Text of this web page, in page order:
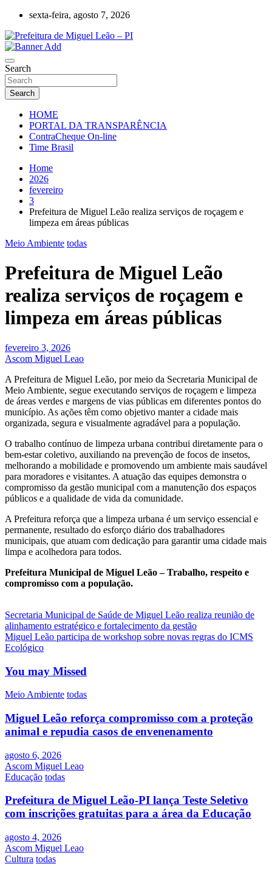
Skip
content
sexta-feira, agosto 7, 2026
Prefeitura de Miguel Leão – PI
Search
Search
HOME
PORTAL DA TRANSPARÊNCIA
ContraCheque On-line
Time Brasil
Home
2026
fevereiro
3
Prefeitura de Miguel Leão realiza serviços de roçagem e
limpeza em áreas públicas
Meio Ambiente todas
Prefeitura de Miguel Leão
realiza serviços de roçagem e
limpeza em áreas públicas
fevereiro 3, 2026
Ascom Miguel Leao
A Prefeitura de Miguel Leão, por meio da Secretaria Municipal de
Meio Ambiente, segue executando serviços de roçagem e limpeza
de áreas verdes e margens de vias públicas em diferentes pontos do
município. As ações têm como objetivo manter a cidade mais
organizada, segura e visualmente agradável para a população.
O trabalho contínuo de limpeza urbana contribui diretamente para o
bem-estar coletivo, auxiliando na prevenção de focos de insetos,
melhorando a mobilidade e promovendo um ambiente mais saudável
para moradores e visitantes. A atuação das equipes demonstra o
compromisso da gestão municipal com a manutenção dos espaços
públicos e a qualidade de vida da comunidade.
A Prefeitura reforça que a limpeza urbana é um serviço essencial e
permanente, resultado do esforço diário dos trabalhadores
municipais, que atuam com dedicação para garantir uma cidade mais
limpa e acolhedora para todos.
Prefeitura Municipal de Miguel Leão – Trabalho, respeito e
compromisso com a população.
Navegação
de
Post
Secretaria Municipal de Saúde de Miguel Leão realiza reunião de
alinhamento estratégico e fortalecimento da gestão
Miguel Leão participa de workshop sobre novas regras do ICMS
Ecológico
You may Missed
Meio Ambiente todas
Miguel Leão reforça compromisso com a proteção
animal e repudia casos de envenenamento
agosto 6, 2026
Ascom Miguel Leao
Educação todas
Prefeitura de Miguel Leão-PI lança Teste Seletivo
com inscrições gratuitas para a área da Educação
agosto 4, 2026
Ascom Miguel Leao
Cultura todas